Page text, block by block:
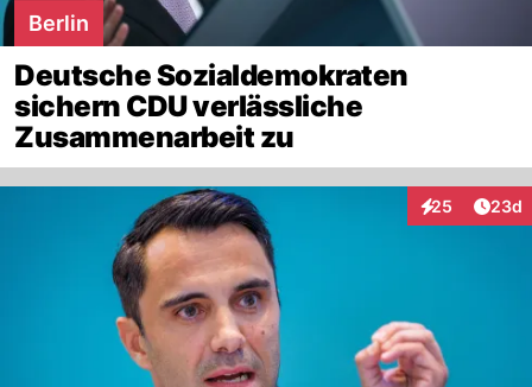
Berlin
Deutsche Sozialdemokraten
sichern CDU verlässliche
Zusammenarbeit zu
25
Interaktionen
23d